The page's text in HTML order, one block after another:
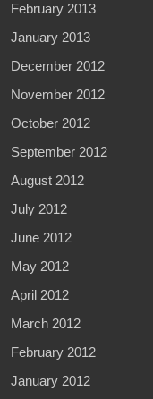
February 2013
January 2013
December 2012
November 2012
October 2012
September 2012
August 2012
July 2012
June 2012
May 2012
April 2012
March 2012
February 2012
January 2012